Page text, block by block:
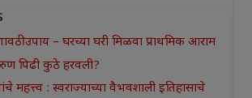
उपाय – घरच्या घरी मिळवा प्राथमिक आराम
पिढी कुठे हरवली?
महत्त्व : स्वराज्याच्या वैभवशाली इतिहासाचे